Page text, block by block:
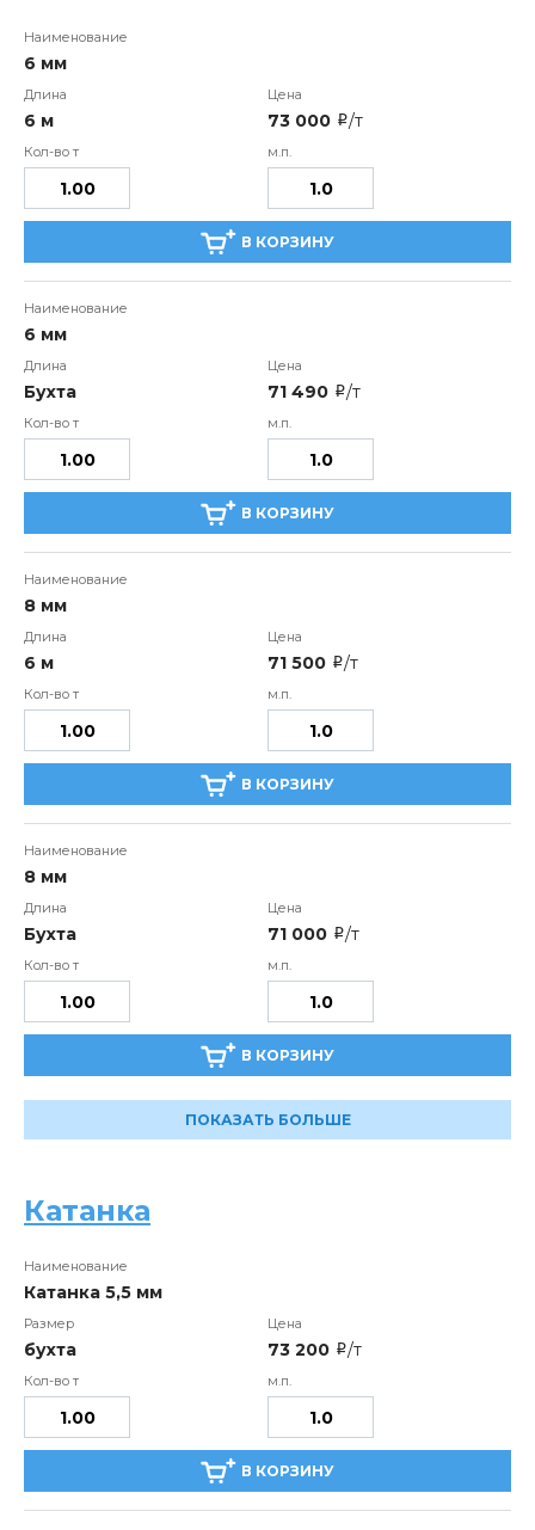
6 мм
6 м 73 000 i/т
В КОРЗИНУ
6 мм
Бухта 71 490 i/т
В КОРЗИНУ
8 мм
6 м 71 500 i/т
В КОРЗИНУ
8 мм
Бухта 71 000 i/т
В КОРЗИНУ
ПОКАЗАТЬ БОЛЬШЕ
Катанка
Катанка 5,5 мм
бухта 73 200 i/т
В КОРЗИНУ